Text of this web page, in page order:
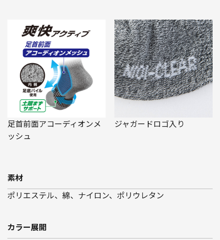
足首前面アコーディオンメ
ッシュ
ジャガードロゴ入り
素材
ポリエステル、綿、ナイロン、ポリウレタン
カラー展開